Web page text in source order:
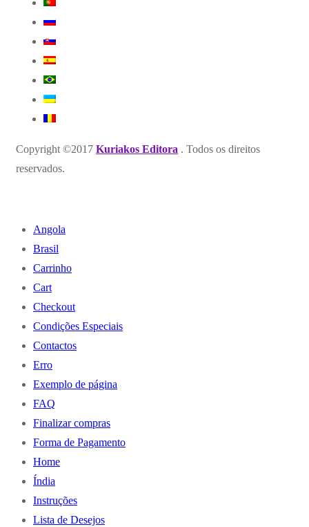
Copyright ©2017 Kuriakos Editora . Todos os direitos
reservados.
Angola
Brasil
Carrinho
Cart
Checkout
Condições Especiais
Contactos
Erro
Exemplo de página
FAQ
Finalizar compras
Forma de Pagamento
Home
Índia
Instruções
Lista de Desejos